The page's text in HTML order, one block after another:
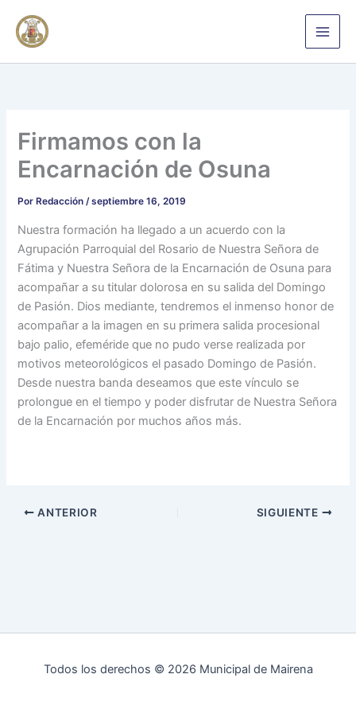
contenido
Firmamos con la
Encarnación de Osuna
Por Redacción/septiembre 16, 2019
Nuestra formación ha llegado a un acuerdo con la
Agrupación Parroquial del Rosario de Nuestra Señora de
Fátima y Nuestra Señora de la Encarnación de Osuna para
acompañar a su titular dolorosa en su salida del Domingo
de Pasión. Dios mediante, tendremos el inmenso honor de
acompañar a la imagen en su primera salida procesional
bajo palio, efeméride que no pudo verse realizada por
motivos meteorológicos el pasado Domingo de Pasión.
Desde nuestra banda deseamos que este vínculo se
prolongue en el tiempo y poder disfrutar de Nuestra Señora
de la Encarnación por muchos años más.
ANTERIOR SIGUIENTE
Todos los derechos © 2026 Municipal de Mairena